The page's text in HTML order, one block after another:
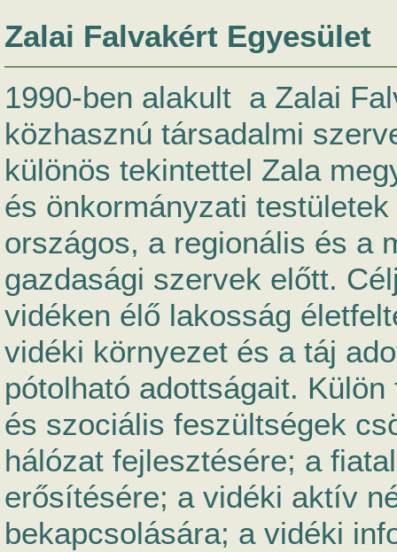
Zalai Falvakért Egyesület
1990-ben alakult a Zalai
közhasznú társadalmi
különös tekintettel Zala
és önkormányzati
országos, a regionális és a
gazdasági szervek előtt.
vidéken élő lakosság
vidéki környezet és a táj
pótolható adottságait.
és szociális feszültségek
hálózat fejlesztésére; a
erősítésére; a vidéki aktív
bekapcsolására; a vidéki